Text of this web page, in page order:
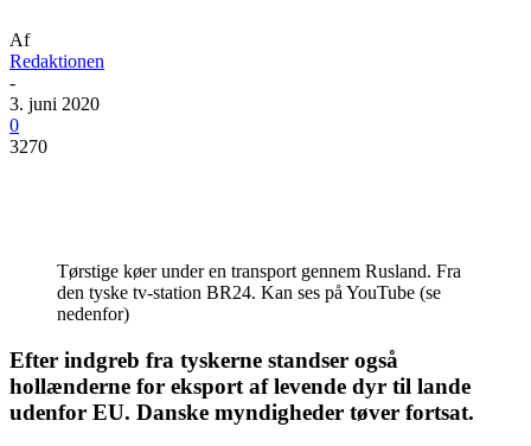
Af
Redaktionen
-
3. juni 2020
0
3270
Tørstige køer under en transport gennem Rusland. Fra
den tyske tv-station BR24. Kan ses på YouTube (se
nedenfor)
Efter indgreb fra tyskerne standser også
hollænderne for eksport af levende dyr til lande
udenfor EU. Danske myndigheder tøver fortsat.